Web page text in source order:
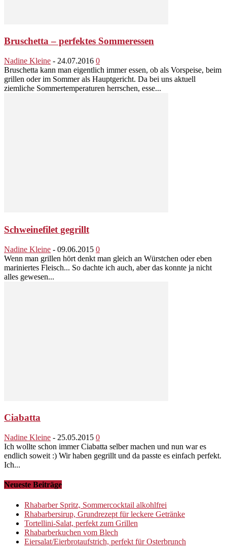
Bruschetta – perfektes Sommeressen
Nadine Kleine - 24.07.2016 0
Bruschetta kann man eigentlich immer essen, ob als Vorspeise, beim
grillen oder im Sommer als Hauptgericht. Da bei uns aktuell
ziemliche Sommertemperaturen herrschen, esse...
Schweinefilet gegrillt
Nadine Kleine - 09.06.2015 0
Wenn man grillen hört denkt man gleich an Würstchen oder eben
mariniertes Fleisch... So dachte ich auch, aber das konnte ja nicht
alles gewesen...
Ciabatta
Nadine Kleine - 25.05.2015 0
Ich wollte schon immer Ciabatta selber machen und nun war es
endlich soweit :) Wir haben gegrillt und da passte es einfach perfekt.
Ich...
Neueste Beiträge
Rhabarber Spritz, Sommercocktail alkohlfrei
Rhabarbersirup, Grundrezept für leckere Getränke
Tortellini-Salat, perfekt zum Grillen
Rhabarberkuchen vom Blech
Eiersalat/Eierbrotaufstrich, perfekt für Osterbrunch